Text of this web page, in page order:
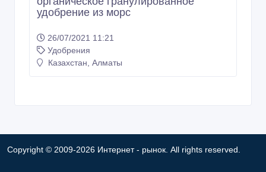
удобрение из морс
26/07/2021 11:21
Удобрения
Казахстан, Алматы
Copyright © 2009-2026 Интернет - рынок. All rights reserved.